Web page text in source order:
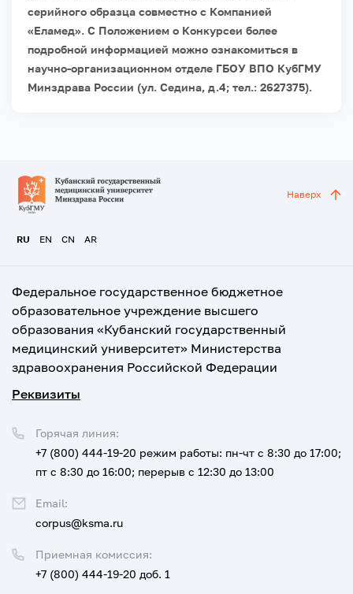
серийного образца совместно с Компанией
«Еламед». С Положением о Конкурсеи более
подробной информацией можно ознакомиться в
научно-организационном отделе ГБОУ ВПО КубГМУ
Минздрава России (ул. Седина, д.4; тел.: 2627375).
RU EN CN AR
Наверх
Федеральное государственное бюджетное
образовательное учреждение высшего
образования «Кубанский государственный
медицинский университет» Министерства
здравоохранения Российской Федерации
Реквизиты
Приемная комиссия:
+7 (800) 444-19-20 доб. 1
Горячая линия:
+7 (800) 444-19-20 режим работы: пн-чт с 8:30 до 17:00;
пт с 8:30 до 16:00; перерыв с 12:30 до 13:00
Email:
corpus@ksma.ru